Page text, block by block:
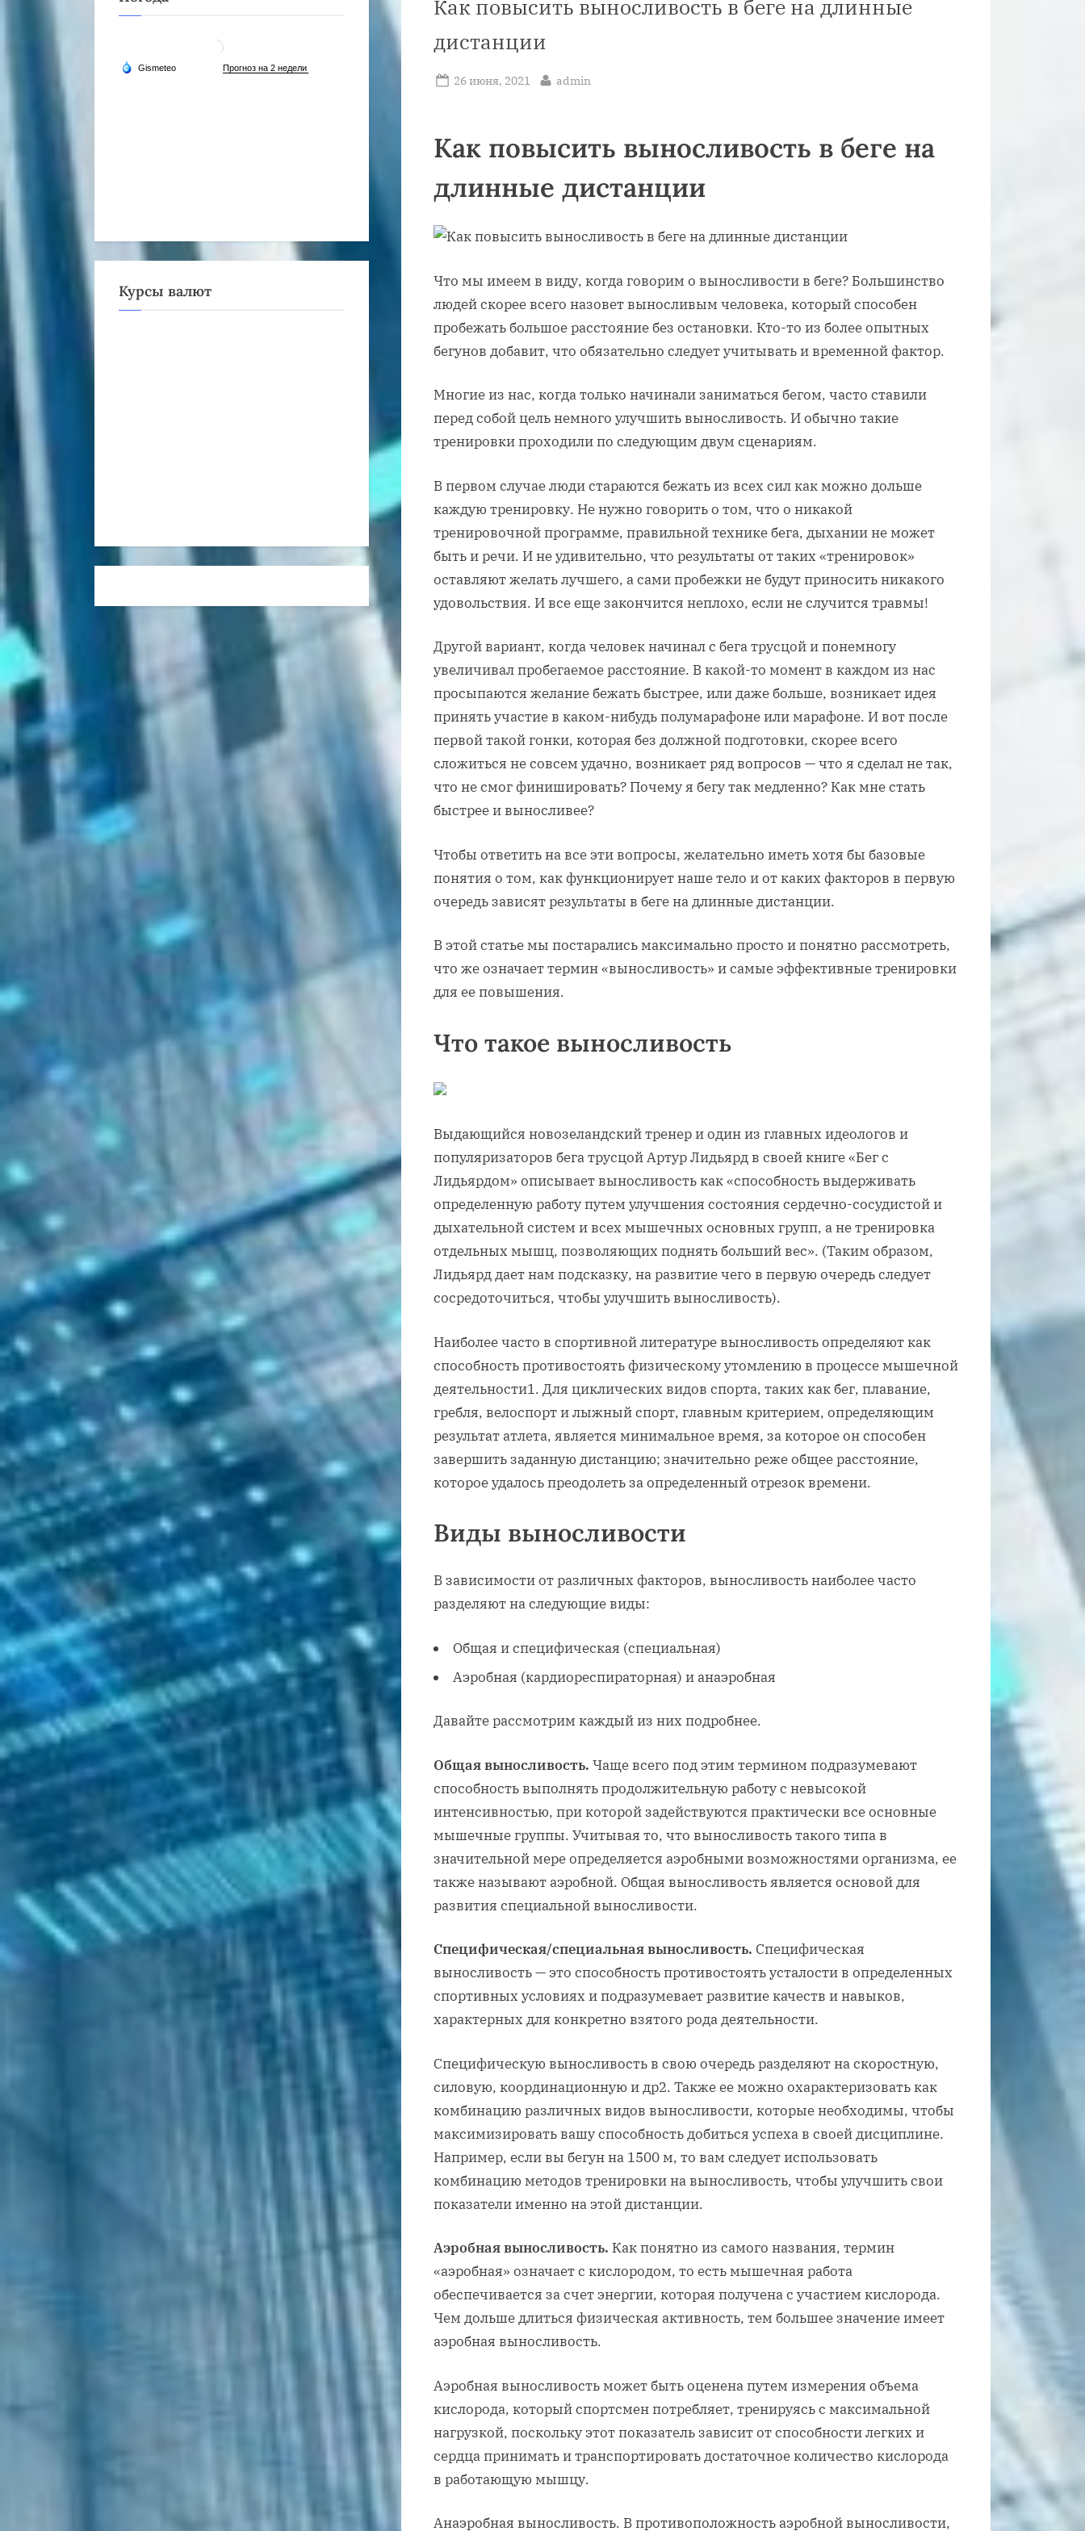
Как повысить выносливость в беге на длинные
дистанции
Posted
26 июня, 2021 By
admin
Как повысить выносливость в беге на
длинные дистанции
Что мы имеем в виду, когда говорим о выносливости в беге? Большинство
людей скорее всего назовет выносливым человека, который способен
пробежать большое расстояние без остановки. Кто-то из более опытных
бегунов добавит, что обязательно следует учитывать и временной фактор.
Многие из нас, когда только начинали заниматься бегом, часто ставили
перед собой цель немного улучшить выносливость. И обычно такие
тренировки проходили по следующим двум сценариям.
В первом случае люди стараются бежать из всех сил как можно дольше
каждую тренировку. Не нужно говорить о том, что о никакой
тренировочной программе, правильной технике бега, дыхании не может
быть и речи. И не удивительно, что результаты от таких «тренировок»
оставляют желать лучшего, а сами пробежки не будут приносить никакого
удовольствия. И все еще закончится неплохо, если не случится травмы!
Другой вариант, когда человек начинал с бега трусцой и понемногу
увеличивал пробегаемое расстояние. В какой-то момент в каждом из нас
просыпаются желание бежать быстрее, или даже больше, возникает идея
принять участие в каком-нибудь полумарафоне или марафоне. И вот после
первой такой гонки, которая без должной подготовки, скорее всего
сложиться не совсем удачно, возникает ряд вопросов — что я сделал не так,
что не смог финишировать? Почему я бегу так медленно? Как мне стать
быстрее и выносливее?
Чтобы ответить на все эти вопросы, желательно иметь хотя бы базовые
понятия о том, как функционирует наше тело и от каких факторов в первую
очередь зависят результаты в беге на длинные дистанции.
В этой статье мы постарались максимально просто и понятно рассмотреть,
что же означает термин «выносливость» и самые эффективные тренировки
для ее повышения.
Что такое выносливость
Выдающийся новозеландский тренер и один из главных идеологов и
популяризаторов бега трусцой Артур Лидьярд в своей книге «Бег с
Лидьярдом» описывает выносливость как «способность выдерживать
определенную работу путем улучшения состояния сердечно-сосудистой и
дыхательной систем и всех мышечных основных групп, а не тренировка
отдельных мышц, позволяющих поднять больший вес». (Таким образом,
Лидьярд дает нам подсказку, на развитие чего в первую очередь следует
сосредоточиться, чтобы улучшить выносливость).
Наиболее часто в спортивной литературе выносливость определяют как
способность противостоять физическому утомлению в процессе мышечной
деятельности1. Для циклических видов спорта, таких как бег, плавание,
гребля, велоспорт и лыжный спорт, главным критерием, определяющим
результат атлета, является минимальное время, за которое он способен
завершить заданную дистанцию; значительно реже общее расстояние,
которое удалось преодолеть за определенный отрезок времени.
Виды выносливости
В зависимости от различных факторов, выносливость наиболее часто
разделяют на следующие виды:
Общая и специфическая (специальная)
Аэробная (кардиореспираторная) и анаэробная
Давайте рассмотрим каждый из них подробнее.
Общая выносливость. Чаще всего под этим термином подразумевают
способность выполнять продолжительную работу с невысокой
интенсивностью, при которой задействуются практически все основные
мышечные группы. Учитывая то, что выносливость такого типа в
значительной мере определяется аэробными возможностями организма, ее
также называют аэробной. Общая выносливость является основой для
развития специальной выносливости.
Специфическая/специальная выносливость. Специфическая
выносливость — это способность противостоять усталости в определенных
спортивных условиях и подразумевает развитие качеств и навыков,
характерных для конкретно взятого рода деятельности.
Специфическую выносливость в свою очередь разделяют на скоростную,
силовую, координационную и др2. Также ее можно охарактеризовать как
комбинацию различных видов выносливости, которые необходимы, чтобы
максимизировать вашу способность добиться успеха в своей дисциплине.
Например, если вы бегун на 1500 м, то вам следует использовать
комбинацию методов тренировки на выносливость, чтобы улучшить свои
показатели именно на этой дистанции.
Аэробная выносливость. Как понятно из самого названия, термин
«аэробная» означает с кислородом, то есть мышечная работа
обеспечивается за счет энергии, которая получена с участием кислорода.
Чем дольше длиться физическая активность, тем большее значение имеет
аэробная выносливость.
Аэробная выносливость может быть оценена путем измерения объема
кислорода, который спортсмен потребляет, тренируясь с максимальной
нагрузкой, поскольку этот показатель зависит от способности легких и
сердца принимать и транспортировать достаточное количество кислорода
в работающую мышцу.
Анаэробная выносливость. В противоположность аэробной выносливости,
Курсы валют